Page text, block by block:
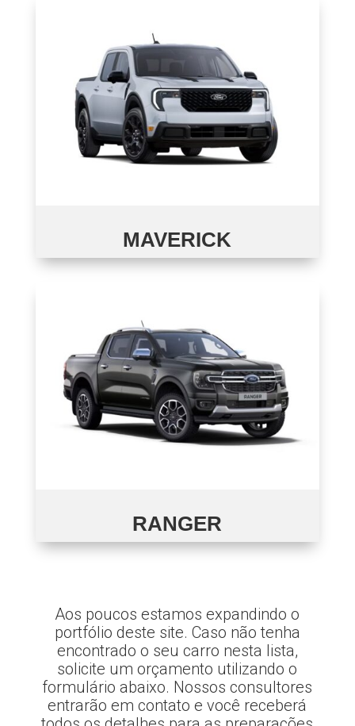
MAVERICK
RANGER
Aos poucos estamos expandindo o
portfólio deste site. Caso não tenha
encontrado o seu carro nesta lista,
solicite um orçamento utilizando o
formulário abaixo. Nossos consultores
entrarão em contato e você receberá